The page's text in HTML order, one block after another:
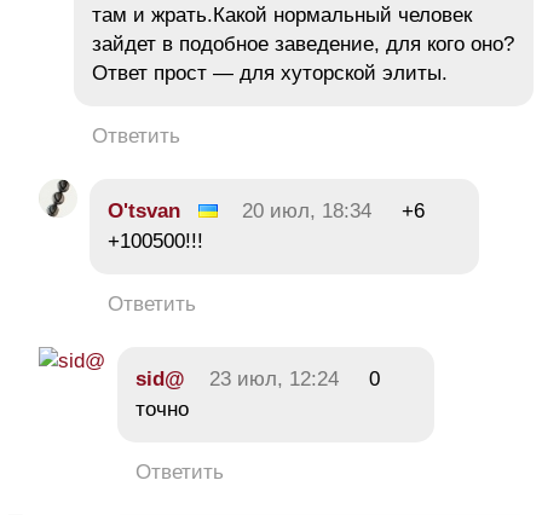
там и жрать.Какой нормальный человек
зайдет в подобное заведение, для кого оно?
Ответ прост — для хуторской элиты.
Ответить
O'tsvan 20 июл, 18:34
+6
+100500!!!
Ответить
sid@ 23 июл, 12:24
0
точно
Ответить